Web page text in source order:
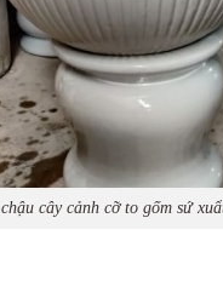
chậu cây cảnh cỡ to gốm sứ